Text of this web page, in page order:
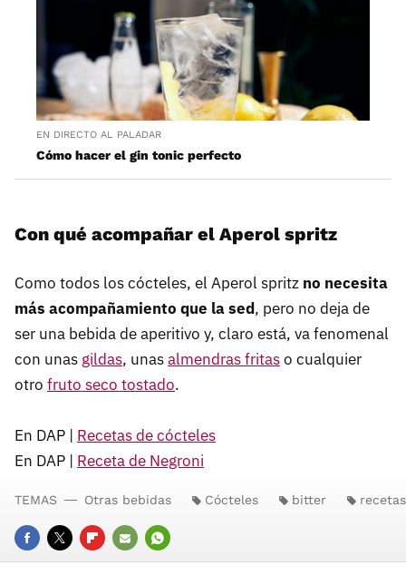
EN DIRECTO AL PALADAR
Cómo hacer el gin tonic perfecto
Con qué acompañar el Aperol spritz
Como todos los cócteles, el Aperol spritz no necesita
más acompañamiento que la sed, pero no deja de
ser una bebida de aperitivo y, claro está, va fenomenal
con unas gildas, unasalmendras fritaso cualquier
otro fruto seco tostado.
En DAP | Recetas de cócteles
En DAP | Receta de Negroni
FACEBOOK
TWITTERFLIPBOARD
E- WHATSAPP
TEMAS Otras bebidas Cócteles bitter